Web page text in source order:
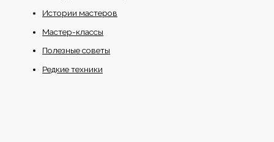
Истории мастеров
Мастер-классы
Полезные советы
Редкие техники